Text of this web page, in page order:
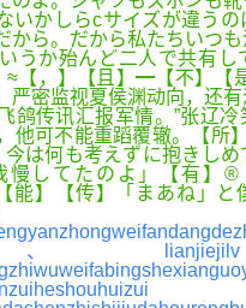
いかしらcサイズが違うの
から。だから私たちいつ
うか殆んど二人で共有し
≈【，】【且】━【不】
严密监视夏侯渊动向，还
鸽传讯汇报军情。”张辽冷
他可不能重蹈覆辙。【所
は何も考えずに抱きしめ
慢してたのよ」【有】®
能】【传】「まあね」と
、